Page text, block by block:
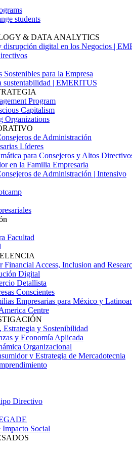
students
& DATA ANALYTICS
disrupción digital en los Negocios |
Sostenibles para la Empresa
sustentabilidad | EMERITUS
Program
Capitalism
Organizations
de Administración
Líderes
para Consejeros y Altos
en la Familia Empresaria
de Administración | Intensivo
Facultad
Access, Inclusion and
Digital
Detallista
Conscientes
Empresarias para México y
Centre
Estrategia y Sostenibilidad
y Economía Aplicada
Organizacional
y Estrategia de Mercadotecnia
Directivo
Impacto Social